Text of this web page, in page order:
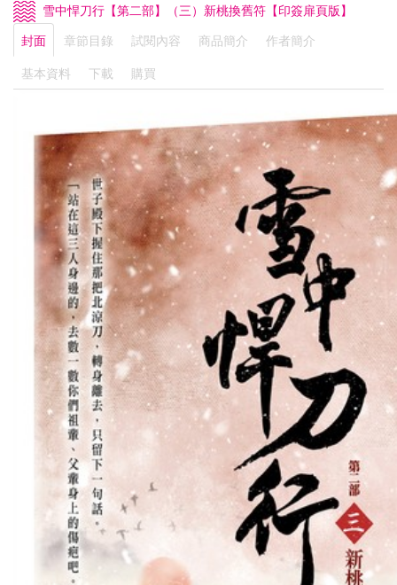
雪中悍刀行【第二部】（三）新桃換舊符【印簽扉頁版】
封面
章節目錄 試閱內容 商品簡介
作者簡介
基本資料
下載 購買